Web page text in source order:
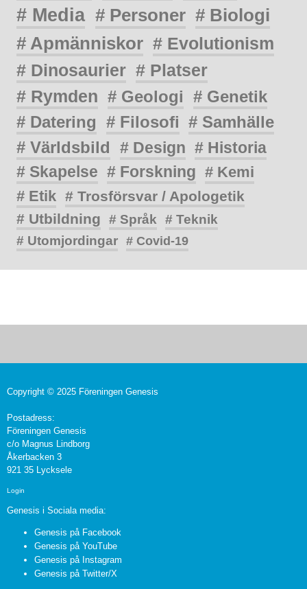
# Media # Personer # Biologi
# Apmänniskor # Evolutionism
# Dinosaurier # Platser
# Rymden # Geologi # Genetik
# Datering # Filosofi # Samhälle
# Världsbild
# Design # Historia
# Skapelse # Forskning # Kemi
# Etik # Trosförsvar / Apologetik
# Utbildning
# Språk # Teknik
# Utomjordingar # Covid-19
Copyright © 2025 Föreningen Genesis
Postadress:
Föreningen Genesis
c/o Magnus Lindborg
Åkerbacken 3
921 35 Lycksele
Login
Genesis i Sociala media:
Genesis på Facebook
Genesis på YouTube
Genesis på Instagram
Genesis på Twitter/X